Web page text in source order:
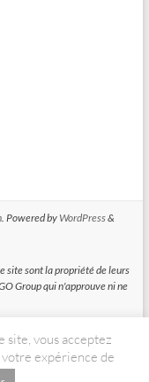
. Powered by WordPress&
site sont la propriété de leurs
Group qui n'approuve ni ne
EU, un programme
une rémunération grace à
site, vous acceptez
expérience de